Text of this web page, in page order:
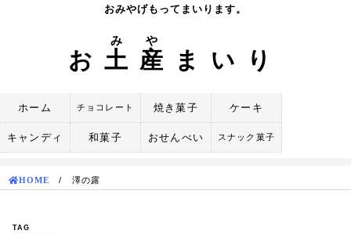
おみやげもってまいります。
お 土
み
産
や
まいり
ホーム チョコレート 焼き菓子 ケーキ
キャンディ 和菓子 おせんべい スナック菓子
HOME / 澤の露
TAG